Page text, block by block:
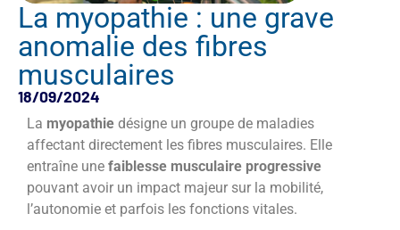
La myopathie : une grave
anomalie des fibres
musculaires
18/09/2024
La myopathie désigne un groupe de maladies
affectant directement les fibres musculaires. Elle
entraîne une faiblesse musculaire progressive
pouvant avoir un impact majeur sur la mobilité,
l’autonomie et parfois les fonctions vitales.